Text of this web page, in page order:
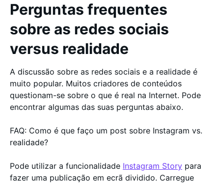
Perguntas frequentes
sobre as redes sociais
versus realidade
A discussão sobre as redes sociais e a realidade é
muito popular. Muitos criadores de conteúdos
questionam-se sobre o que é real na Internet. Pode
encontrar algumas das suas perguntas abaixo.
FAQ: Como é que faço um post sobre Instagram vs.
realidade?
Pode utilizar a funcionalidade Instagram Story para
fazer uma publicação em ecrã dividido. Carregue